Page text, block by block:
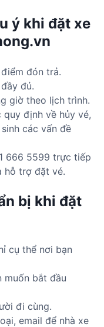
ý khi đặt xe
đón trả.
đủ.
giờ theo lịch trình.
định về hủy vé,
các vấn đề
666 5599 trực tiếp
hỗ trợ đặt vé.
bị khi đặt
cụ thể nơi bạn
muốn bắt đầu
đi cùng.
email để nhà xe